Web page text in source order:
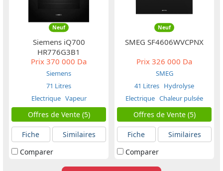
Neuf
Siemens iQ700
HR776G3B1
Prix 370 000 Da
Siemens
71 Litres
Electrique Vapeur
Offres de Vente (5)
Fiche
Similaires
Comparer
Neuf
SMEG SF4606WVCPNX
Prix 326 000 Da
SMEG
41 Litres Hydrolyse
Electrique Chaleur pulsée
Offres de Vente (5)
Fiche
Similaires
Comparer